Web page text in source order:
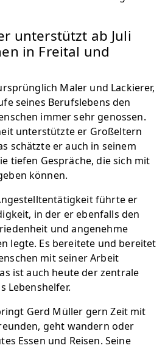
unterstützt ab Juli
in Freital und
Maler und Lackierer,
seines Berufslebens den
immer sehr genossen.
unterstützte er Großeltern
schätzte er auch in seinem
tiefen Gespräche, die sich mit
können.
führte er
in der er ebenfalls den
und angenehme
legte. Es bereitete und bereitet
mit seiner Arbeit
ist auch heute der zentrale
Lebenshelfer.
Gerd Müller gern Zeit mit
geht wandern oder
Essen und Reisen. Seine